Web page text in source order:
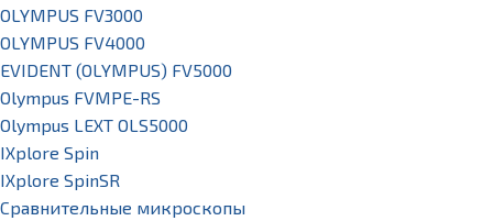
OLYMPUS FV3000
OLYMPUS FV4000
EVIDENT (OLYMPUS) FV5000
Olympus FVMPE-RS
Olympus LEXT OLS5000
IXplore Spin
IXplore SpinSR
Сравнительные микроскопы